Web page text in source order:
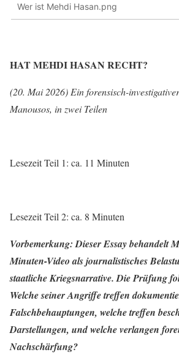
Wer ist Mehdi Hasan.png
HAT MEHDI HASAN RECHT?
(20. Mai 2026) Ein forensisch-
Manousos, in zwei Teilen
Lesezeit Teil 1: ca. 11 Minuten
Lesezeit Teil 2: ca. 8 Minuten
Vorbemerkung: Dieser Essay behandelt
Minuten-Video als journalistisches
staatliche Kriegsnarrative. Die Prüfung
Welche seiner Angriffe treffen
Falschbehauptungen, welche treffen
Darstellungen, und welche verlangen
Nachschärfung?